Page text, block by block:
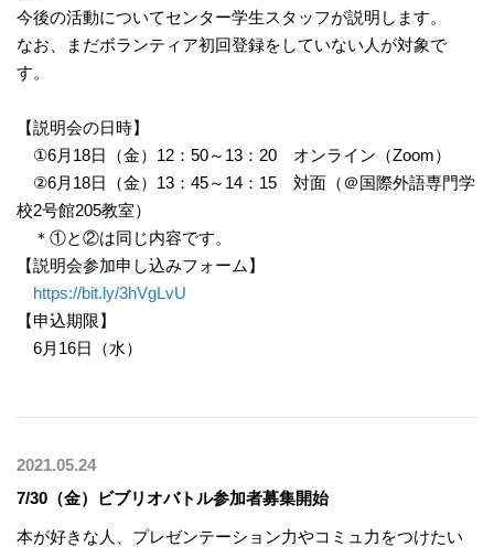
今後の活動についてセンター学生スタッフが説明します。
なお、まだボランティア初回登録をしていない人が対象で
す。
【説明会の日時】
①6月18日（金）12：50～13：20 オンライン（Zoom）
②6月18日（金）13：45～14：15 対面（＠国際外語専門学
校2号館205教室）
＊①と②は同じ内容です。
【説明会参加申し込みフォーム】
https://bit.ly/3hVgLvU
【申込期限】
6月16日（水）
2021.05.24
7/30（金）ビブリオバトル参加者募集開始
本が好きな人、プレゼンテーション力やコミュ力をつけたい